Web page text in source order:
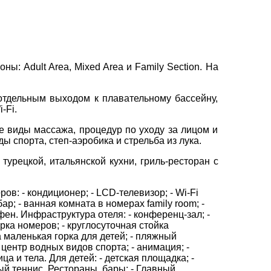
+38 (099) 180-32-43,
+38 (093) 180-32-43,
kh_city@aventour.ua
Сб 10:00 - 15:00
Adult Area, Mixed Area и Family Section. На
выходом к плавательному бассейну,
Fi.
виды массажа, процедур по уходу за лицом и
спорта, степ-аэробика и стрельба из лука.
итальянской кухни, гриль-ресторан с
- кондиционер; - LCD-телевизор; - Wi-Fi
- ванная комната в номерах family room; -
Инфраструктура отеля: - конференц-зал; -
номеров; - круглосуточная стойка
горка для детей; - пляжный
водных видов спорта; - анимация; -
и тела. Для детей: - детская площадка; -
теннис. Рестораны, бары: - Главный
×